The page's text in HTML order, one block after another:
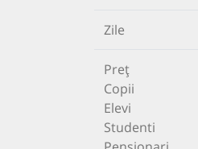
Zile
Preț
Copii
Elevi
Studenti